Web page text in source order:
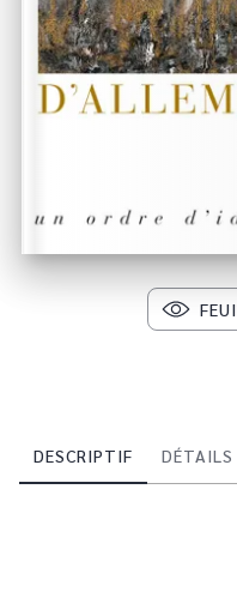
DESCRIPTIF DÉTAILS